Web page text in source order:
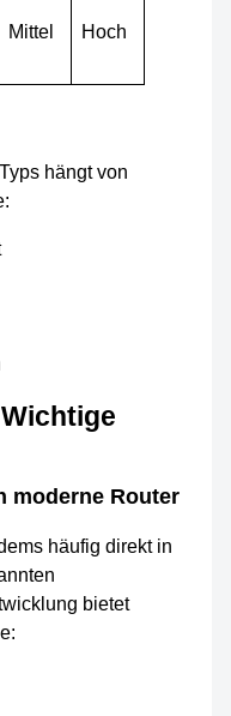
Mittel Hoch
hängt von
moderne Router
häufig direkt in
bietet